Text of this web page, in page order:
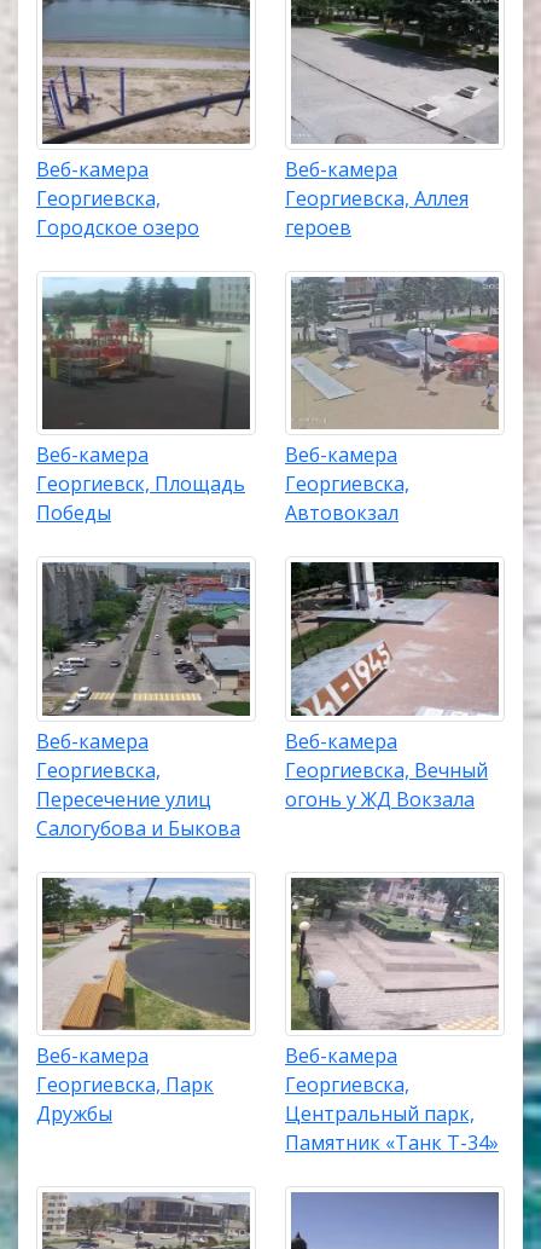
Веб-камера
Георгиевска,
Городское озеро
Веб-камера
Георгиевска, Аллея
героев
Веб-камера
Георгиевск, Площадь
Победы
Веб-камера
Георгиевска,
Автовокзал
Веб-камера
Георгиевска,
Пересечение улиц
Салогубова и Быкова
Веб-камера
Георгиевска, Вечный
огонь у ЖД Вокзала
Веб-камера
Георгиевска, Парк
Дружбы
Веб-камера
Георгиевска,
Центральный парк,
Памятник «Танк Т-34»